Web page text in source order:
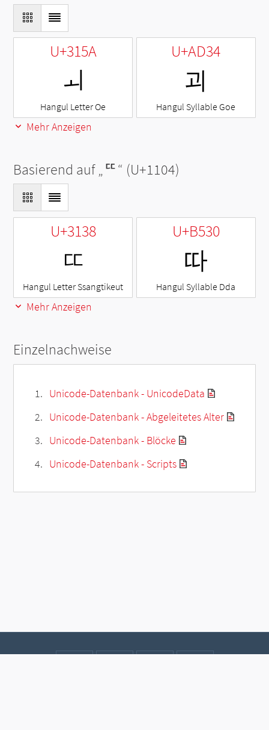
U+315A
ㅚ
Hangul Letter Oe
U+AD34
괴
Hangul Syllable Goe
Mehr Anzeigen
Basierend auf „ᄄ“ (U+1104)
U+3138
ㄸ
Hangul Letter Ssangtikeut
U+B530
따
Hangul Syllable Dda
Mehr Anzeigen
Einzelnachweise
Unicode-Datenbank - UnicodeData
Unicode-Datenbank - Abgeleitetes Alter
Unicode-Datenbank - Blöcke
Unicode-Datenbank - Scripts